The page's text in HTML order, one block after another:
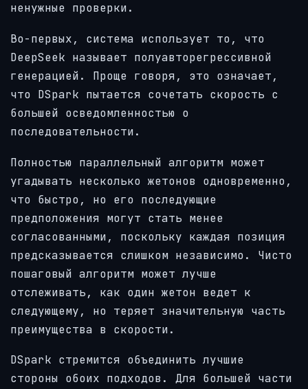
ненужные проверки.
Во-первых, система использует то, что
DeepSeek называет полуавторегрессивной
генерацией. Проще говоря, это означает,
что DSpark пытается сочетать скорость с
большей осведомленностью о
последовательности.
Полностью параллельный алгоритм может
угадывать несколько жетонов одновременно,
что быстро, но его последующие
предположения могут стать менее
согласованными, поскольку каждая позиция
предсказывается слишком независимо. Чисто
пошаговый алгоритм может лучше
отслеживать, как один жетон ведет к
следующему, но теряет значительную часть
преимущества в скорости.
DSpark стремится объединить лучшие
стороны обоих подходов. Для большей части